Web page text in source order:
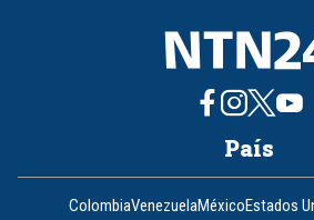
País
ColombiaVenezuelaMéxicoEstados